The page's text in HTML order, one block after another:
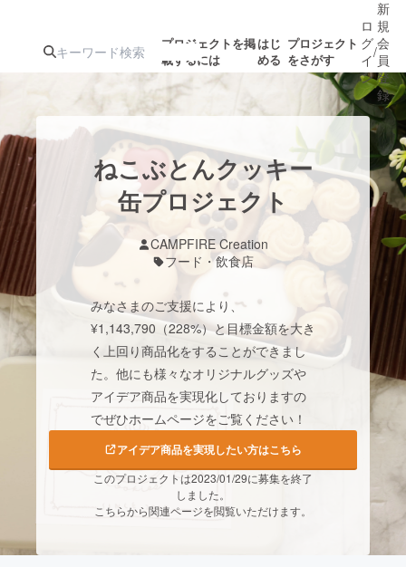
プロジェクトを掲
載するには
はじ
める
プロジェクト
をさがす
人気のプロ
ジェクト
注目のリ
ターン
注目の新着プロ
ジェクト
募集終了が近いプ
ロジェクト
もうすぐ公開
されます
アート・写真
テクノロジー・ガジェット ゲーム・
映像・映画 書籍・雑誌
ビジネス・起業 チャレンジ
まちづくり・地域活性化
CAMPFIRE for Social Good
CAMPFIREふるさと納税machi-ya コミュニティ
ロ
グ
イ
ン
/
新
規
会
員
登
録
ねこぶとんクッキー
缶プロジェクト
CAMPFIRE Creation
フード・飲食店
みなさまのご支援により、
¥1,143,790（228%）と目標金額を大き
く上回り商品化をすることができまし
た。他にも様々なオリジナルグッズや
アイデア商品を実現化しておりますの
でぜひホームページをご覧ください！
アイデア商品を実現したい方はこちら
このプロジェクトは2023/01/29に募集を終了
しました。
こちらから関連ページを閲覧いただけます。